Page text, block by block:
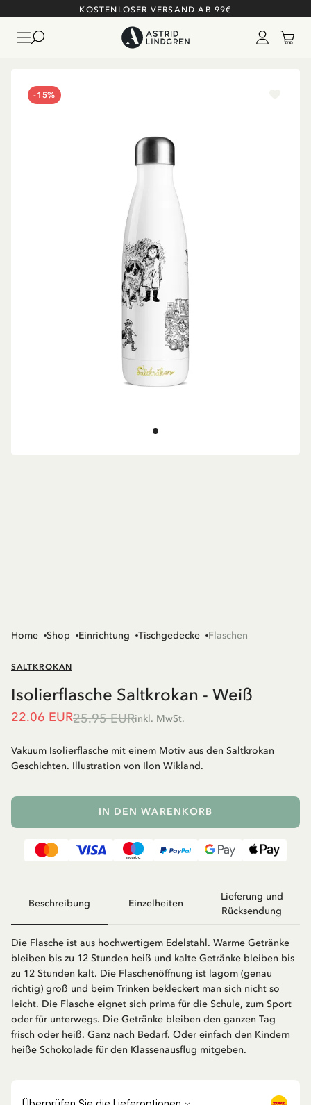
KOSTENLOSER VERSAND AB 99€
-15%
Home Shop Einrichtung Tischgedecke Flaschen
SALTKROKAN
Isolierflasche Saltkrokan - Weiß
22.06 EUR25.95 EURinkl. MwSt.
Vakuum Isolierflasche mit einem Motiv aus den Saltkrokan
Geschichten. Illustration von Ilon Wikland.
IN DEN WARENKORB
Beschreibung Einzelheiten
Lieferung und
Rücksendung
Die Flasche ist aus hochwertigem Edelstahl. Warme Getränke
bleiben bis zu 12 Stunden heiß und kalte Getränke bleiben bis
zu 12 Stunden kalt. Die Flaschenöffnung ist lagom (genau
richtig) groß und beim Trinken bekleckert man sich nicht so
leicht. Die Flasche eignet sich prima für die Schule, zum Sport
oder für unterwegs. Die Getränke bleiben den ganzen Tag
frisch oder heiß. Ganz nach Bedarf. Oder einfach den Kindern
heiße Schokolade für den Klassenausflug mitgeben.